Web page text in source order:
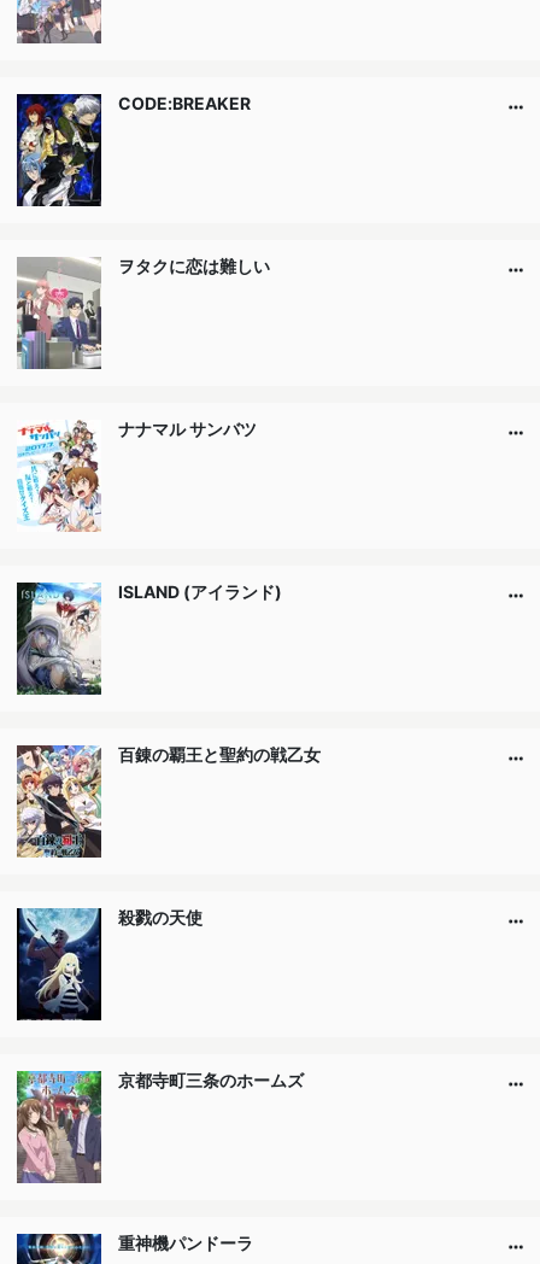
CODE:BREAKER
ヲタクに恋は難しい
ナナマル サンバツ
ISLAND (アイランド)
百錬の覇王と聖約の戦乙女
殺戮の天使
京都寺町三条のホームズ
重神機パンドーラ